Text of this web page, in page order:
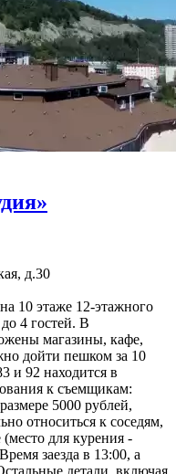
д.30
10 этаже 12-этажного
4 гостей. В
магазины, кафе,
дойти пешком за 10
и 92 находится в
к съемщикам:
5000 рублей,
относиться к соседям,
(место для курения -
заезда в 13:00, а